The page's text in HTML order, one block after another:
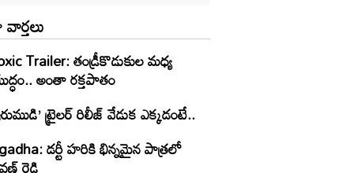
Trailer: తండ్రీకొడుకుల మధ్య
అంతా రక్తపాతం
ట్రైలర్ రిలీజ్ వేడుక ఎక్కడంటే..
డర్టీ హరికి భిన్నమైన పాత్రలో